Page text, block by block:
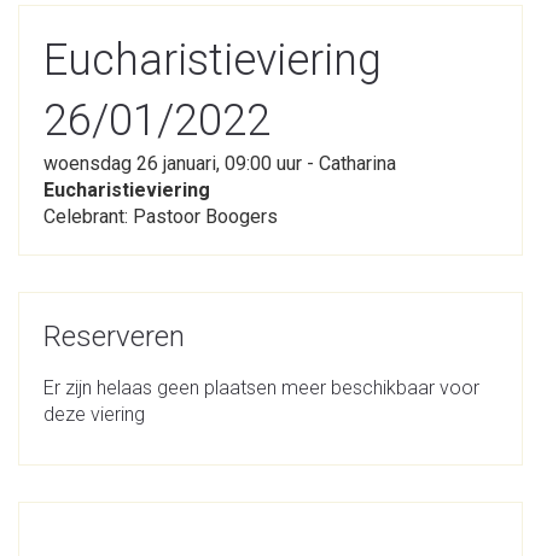
Eucharistieviering
26/01/2022
woensdag 26 januari, 09:00 uur - Catharina
Eucharistieviering
Celebrant: Pastoor Boogers
Reserveren
Er zijn helaas geen plaatsen meer beschikbaar voor
deze viering